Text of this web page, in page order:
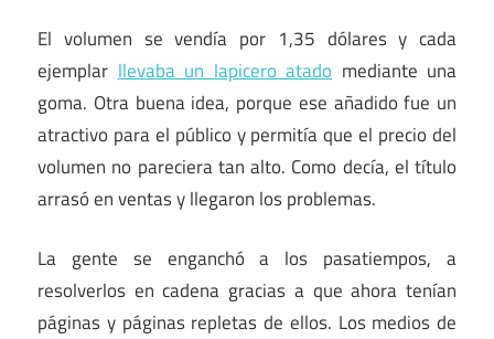
El volumen se vendía por 1,35 dólares y cada
ejemplar llevaba un lapicero atado mediante una
goma. Otra buena idea, porque ese añadido fue un
atractivo para el público y permitía que el precio del
volumen no pareciera tan alto. Como decía, el título
arrasó en ventas y llegaron los problemas.
La gente se enganchó a los pasatiempos, a
resolverlos en cadena gracias a que ahora tenían
páginas y páginas repletas de ellos. Los medios de